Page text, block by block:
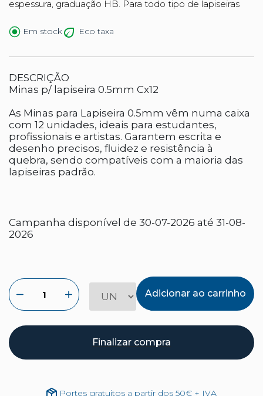
espessura, graduação HB. Para todo tipo de lapiseiras
Em stock Eco taxa
DESCRIÇÃO
Minas p/ lapiseira 0.5mm Cx12
As Minas para Lapiseira 0.5mm vêm numa caixa
com 12 unidades, ideais para estudantes,
profissionais e artistas. Garantem escrita e
desenho precisos, fluidez e resistência à
quebra, sendo compatíveis com a maioria das
lapiseiras padrão.
Campanha disponível de 30-07-2026 até 31-08-
2026
Adicionar ao carrinho
Finalizar compra
Portes gratuitos a partir dos 50€ + IVA